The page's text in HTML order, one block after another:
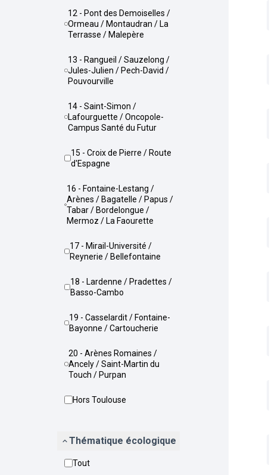
12 - Pont des Demoiselles /
Ormeau / Montaudran / La
Terrasse / Malepère
13 - Rangueil / Sauzelong /
Jules-Julien / Pech-David /
Pouvourville
14 - Saint-Simon /
Lafourguette / Oncopole-
Campus Santé du Futur
15 - Croix de Pierre / Route
d'Espagne
16 - Fontaine-Lestang /
Arènes / Bagatelle / Papus /
Tabar / Bordelongue /
Mermoz / La Faourette
17 - Mirail-Université /
Reynerie / Bellefontaine
18 - Lardenne / Pradettes /
Basso-Cambo
19 - Casselardit / Fontaine-
Bayonne / Cartoucherie
20 - Arènes Romaines /
Ancely / Saint-Martin du
Touch / Purpan
Hors Toulouse
Thématique écologique
Tout